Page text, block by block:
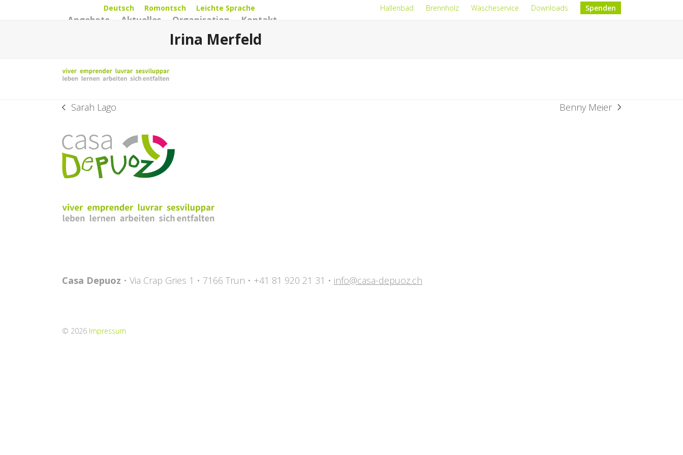
Hallenbad Brennholz Wäscheservice Downloads Spenden
Deutsch Romontsch Leichte Sprache
Angebote Aktuelles Organisation Kontakt
Irina Merfeld
vorheriger
Sarah Lago
Nächster
Benny Meier
Casa Depuoz • Via Crap Gries 1 • 7166 Trun • +41 81 920 21 31 • info@casa-depuoz.ch
© 2026 Impressum